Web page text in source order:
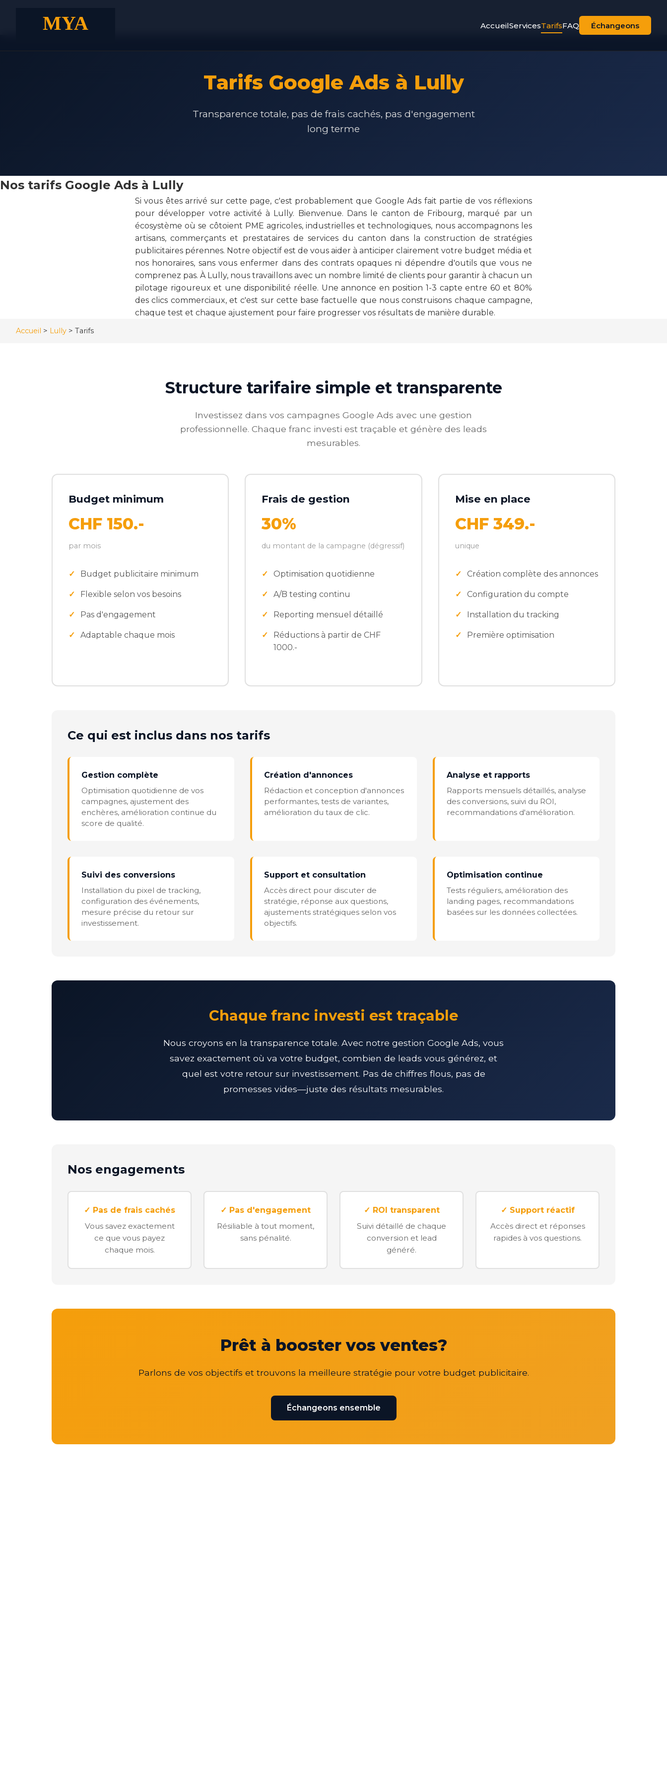
AccueilServicesTarifsFAQ Échangeons
Tarifs Google Ads à Lully
Transparence totale, pas de frais cachés, pas d'engagement
long terme
Nos tarifs Google Ads à Lully
Si vous êtes arrivé sur cette page, c'est probablement que Google Ads fait partie de vos réflexions
pour développer votre activité à Lully. Bienvenue. Dans le canton de Fribourg, marqué par un
écosystème où se côtoient PME agricoles, industrielles et technologiques, nous accompagnons les
artisans, commerçants et prestataires de services du canton dans la construction de stratégies
publicitaires pérennes. Notre objectif est de vous aider à anticiper clairement votre budget média et
nos honoraires, sans vous enfermer dans des contrats opaques ni dépendre d'outils que vous ne
comprenez pas. À Lully, nous travaillons avec un nombre limité de clients pour garantir à chacun un
pilotage rigoureux et une disponibilité réelle. Une annonce en position 1-3 capte entre 60 et 80%
des clics commerciaux, et c'est sur cette base factuelle que nous construisons chaque campagne,
chaque test et chaque ajustement pour faire progresser vos résultats de manière durable.
Accueil > Lully > Tarifs
Structure tarifaire simple et transparente
Investissez dans vos campagnes Google Ads avec une gestion
professionnelle. Chaque franc investi est traçable et génère des leads
mesurables.
Budget minimum
CHF 150.-
par mois
Budget publicitaire minimum
Flexible selon vos besoins
Pas d'engagement
Adaptable chaque mois
Frais de gestion
30%
du montant de la campagne (dégressif)
Optimisation quotidienne
A/B testing continu
Reporting mensuel détaillé
Réductions à partir de CHF
1000.-
Mise en place
CHF 349.-
unique
Création complète des annonces
Configuration du compte
Installation du tracking
Première optimisation
Ce qui est inclus dans nos tarifs
Gestion complète
Optimisation quotidienne de vos
campagnes, ajustement des
enchères, amélioration continue du
score de qualité.
Création d'annonces
Rédaction et conception d'annonces
performantes, tests de variantes,
amélioration du taux de clic.
Analyse et rapports
Rapports mensuels détaillés, analyse
des conversions, suivi du ROI,
recommandations d'amélioration.
Suivi des conversions
Installation du pixel de tracking,
configuration des événements,
mesure précise du retour sur
investissement.
Support et consultation
Accès direct pour discuter de
stratégie, réponse aux questions,
ajustements stratégiques selon vos
objectifs.
Optimisation continue
Tests réguliers, amélioration des
landing pages, recommandations
basées sur les données collectées.
Chaque franc investi est traçable
Nous croyons en la transparence totale. Avec notre gestion Google Ads, vous
savez exactement où va votre budget, combien de leads vous générez, et
quel est votre retour sur investissement. Pas de chiffres flous, pas de
promesses vides—juste des résultats mesurables.
Nos engagements
✓ Pas de frais cachés
Vous savez exactement
ce que vous payez
chaque mois.
✓ Pas d'engagement
Résiliable à tout moment,
sans pénalité.
✓ ROI transparent
Suivi détaillé de chaque
conversion et lead
généré.
✓ Support réactif
Accès direct et réponses
rapides à vos questions.
Prêt à booster vos ventes?
Parlons de vos objectifs et trouvons la meilleure stratégie pour votre budget publicitaire.
Échangeons ensemble